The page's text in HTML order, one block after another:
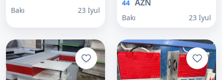
Bakı 23 İyul
44 AZN
Bakı 23 İyul